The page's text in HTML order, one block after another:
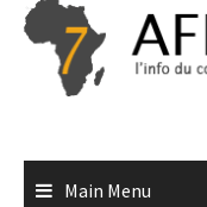
Skip
content
Main Menu